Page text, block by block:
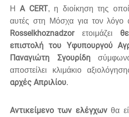
ΗΑ CERT, η διοίκηση της
αυτές στη Μόσχα για τον λόγο
Rosselkhoznadzor ετοιμάζει
επιστολή του Υφυπουργού
Παναγιώτη Σγουρίδη
αποστείλει κλιμάκιο
αρχές Απριλίου.
Αντικείμενο των ελέγχωνθα